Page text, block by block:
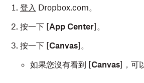
登入 Dropbox.com。
按一下 [App Center]。
按一下 [Canvas]。
如果您沒有看到 [Canvas]，可